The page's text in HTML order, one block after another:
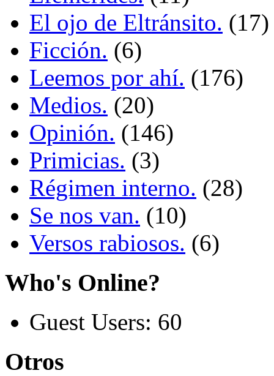
El ojo de Eltránsito. (17)
Ficción. (6)
Leemos por ahí. (176)
Medios. (20)
Opinión. (146)
Primicias. (3)
Régimen interno. (28)
Se nos van. (10)
Versos rabiosos. (6)
Who's Online?
Guest Users: 60
Otros